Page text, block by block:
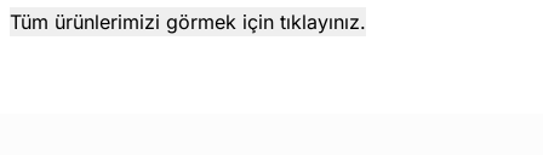
Tüm ürünlerimizi görmek için tıklayınız.